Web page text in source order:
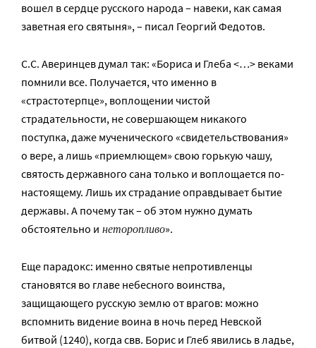
вошел в сердце русского народа – навеки, как самая
заветная его святыня», – писал Георгий Федотов.
С.С. Аверинцев думал так: «Бориса и Глеба <…> веками
помнили все. Получается, что именно в
«страстотерпце», воплощении чистой
страдательности, не совершающем никакого
поступка, даже мученического «свидетельствования»
о вере, а лишь «приемлющем» свою горькую чашу,
святость державного сана только и воплощается по-
настоящему. Лишь их страдание оправдывает бытие
державы. А почему так – об этом нужно думать
обстоятельно и неторопливо».
Еще парадокс: именно святые непротивленцы
становятся во главе небесного воинства,
защищающего русскую землю от врагов: можно
вспомнить видение воина в ночь перед Невской
битвой (1240), когда свв. Борис и Глеб явились в ладье,